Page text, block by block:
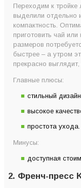
Переходим к
выделили отдельно
компактность.
приготовить чай
размеров
быстрее – а утром
прекрасно
Главные плюсы:
стильный
высокое
простота ухода.
Минусы:
доступная
2. Френч-пресс